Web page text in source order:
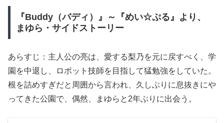
『Buddy（バディ）』～『めい☆ぷる』より、
まゆら・サイドストーリー
あらすじ：主人公の亮は、愛する梨乃を元に戻すべく、学
園を中退し、ロボット技師を目指して猛勉強をしていた。
根を詰めすぎだと周囲から言われ、久しぶりに息抜きにや
ってきた公園で、偶然、まゆらと2年ぶりに出会う。